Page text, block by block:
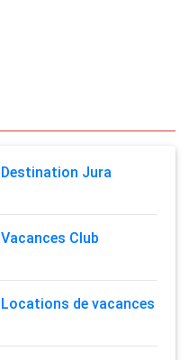
Destination Jura
Vacances Club
Locations de vacances